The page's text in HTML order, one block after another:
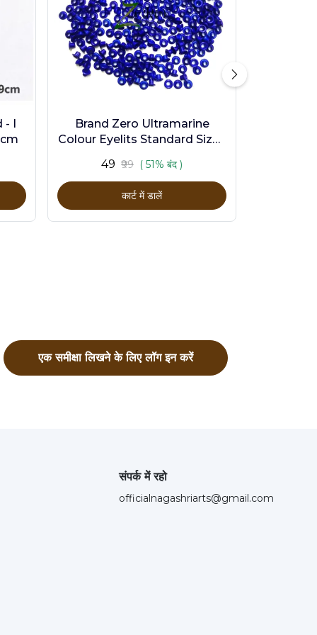
- I
Brand Zero Ultramarine
Colour Eyelits Standard Size -
₹49 ₹99 ( 51% बंद )
कार्ट में डालें
एक समीक्षा लिखने के लिए लॉग इन करें
संपर्क में रहो
officialnagashriarts@gmail.com